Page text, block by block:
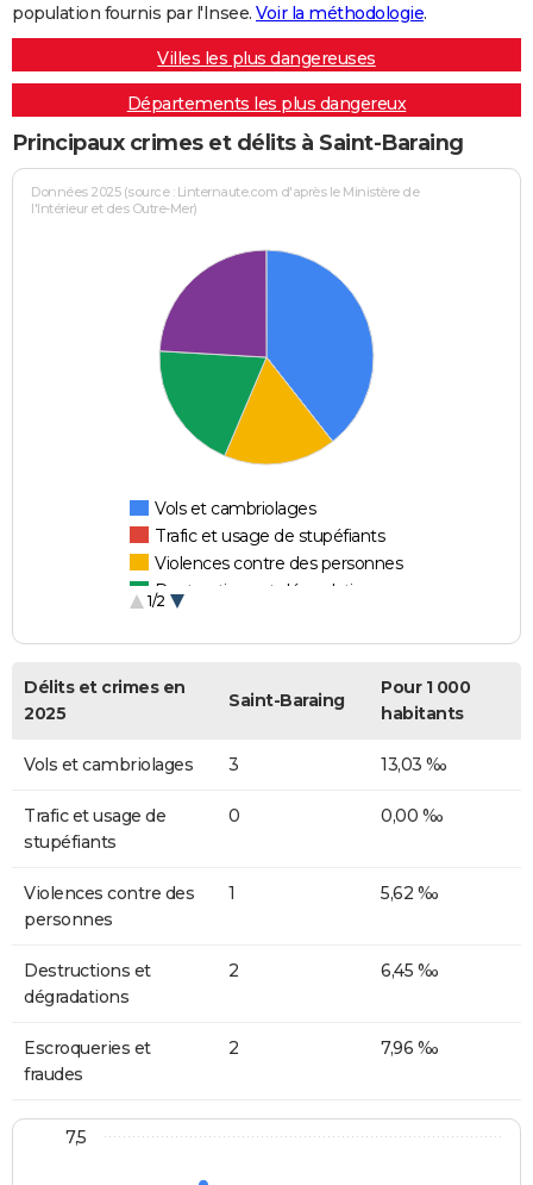
population fournis par l'Insee. Voir la méthodologie.
Villes les plus dangereuses
Départements les plus dangereux
Principaux crimes et délits à Saint-Baraing
Données 2025 (source : Linternaute.com d'après le Ministère de
l'Intérieur et des Outre-Mer)
Vols et cambriolages
Trafic et usage de stupéfiants
Violences contre des personnes
Destructions et dégradations
1/2
Délits et crimes en
2025
Saint-Baraing
Pour 1 000
habitants
Vols et cambriolages 3 13,03 ‰
Trafic et usage de
stupéfiants
0 0,00 ‰
Violences contre des
personnes
1 5,62 ‰
Destructions et
dégradations
2 6,45 ‰
Escroqueries et
fraudes
2 7,96 ‰
7,5